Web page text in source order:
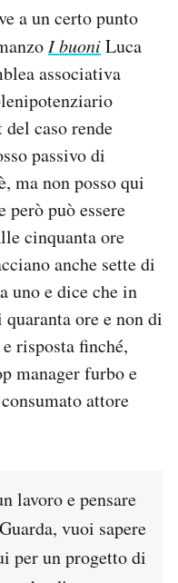
a un certo punto
I buoniLuca
associativa
caso rende
passivo di
ma non posso qui
può essere
cinquanta ore
anche sette di
uno e dice che in
ore e non di
risposta finché,
manager furbo e
attore
lavoro e pensare
vuoi sapere
per un progetto di